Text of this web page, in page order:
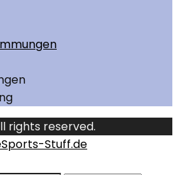
rights reserved.